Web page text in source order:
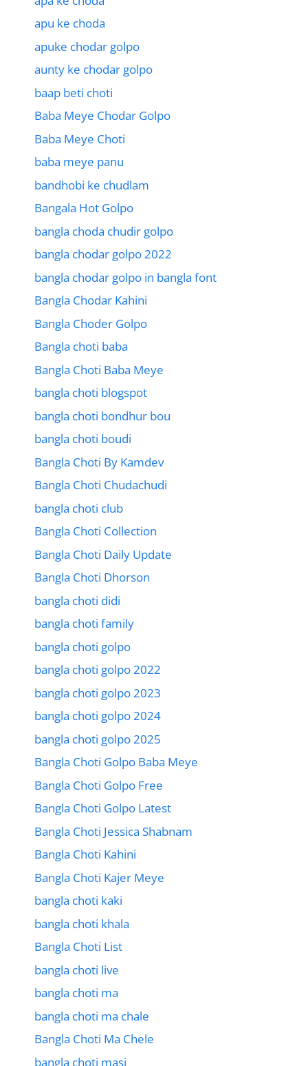
apu ke choda
apuke chodar golpo
aunty ke chodar golpo
baap beti choti
Baba Meye Chodar Golpo
Baba Meye Choti
baba meye panu
bandhobi ke chudlam
Bangala Hot Golpo
bangla choda chudir golpo
bangla chodar golpo 2022
bangla chodar golpo in bangla font
Bangla Chodar Kahini
Bangla Choder Golpo
Bangla choti baba
Bangla Choti Baba Meye
bangla choti blogspot
bangla choti bondhur bou
bangla choti boudi
Bangla Choti By Kamdev
Bangla Choti Chudachudi
bangla choti club
Bangla Choti Collection
Bangla Choti Daily Update
Bangla Choti Dhorson
bangla choti didi
bangla choti family
bangla choti golpo
bangla choti golpo 2022
bangla choti golpo 2023
bangla choti golpo 2024
bangla choti golpo 2025
Bangla Choti Golpo Baba Meye
Bangla Choti Golpo Free
Bangla Choti Golpo Latest
Bangla Choti Jessica Shabnam
Bangla Choti Kahini
Bangla Choti Kajer Meye
bangla choti kaki
bangla choti khala
Bangla Choti List
bangla choti live
bangla choti ma
bangla choti ma chale
Bangla Choti Ma Chele
bangla choti masi